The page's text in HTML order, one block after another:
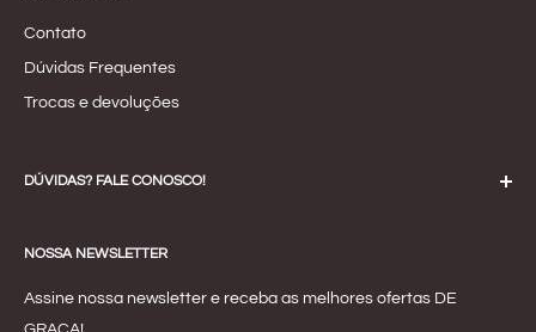
Contato
Dúvidas Frequentes
Trocas e devoluções
DÚVIDAS? FALE CONOSCO!
WhatsApp:(21) 98628-3896
Endereço:
Rua Carumbé, 109 - Loja A - RJ
NOSSA NEWSLETTER
Assine nossa newsletter e receba as melhores ofertas DE